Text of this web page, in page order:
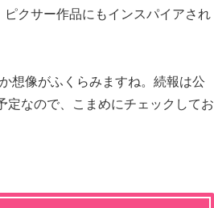
クサー作品にもインスパイアされ
想像がふくらみますね。続報は公
定なので、こまめにチェックしてお